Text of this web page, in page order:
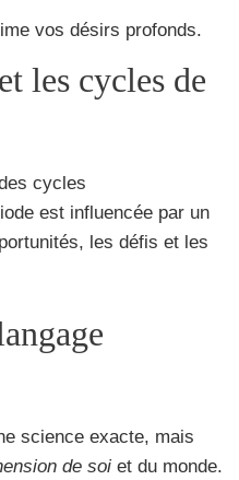
vos désirs profonds.
les cycles de
cycles
est influencée par un
les défis et les
science exacte, mais
de soi et du monde.